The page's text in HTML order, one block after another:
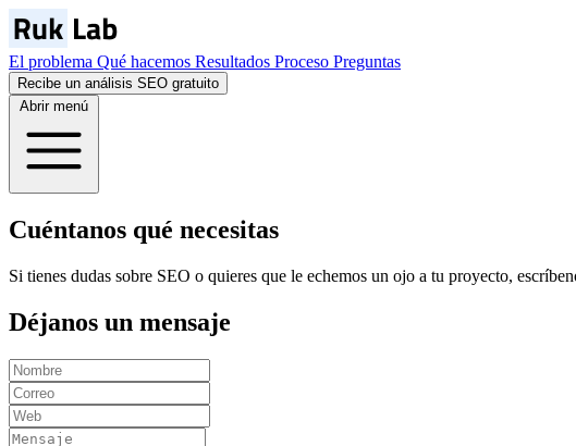
El problema Qué hacemos Resultados Proceso Preguntas
Recibe un análisis SEO gratuito
Abrir menú
Cuéntanos qué necesitas
Si tienes dudas sobre SEO o quieres que le echemos un ojo a tu proyecto,
Déjanos un mensaje